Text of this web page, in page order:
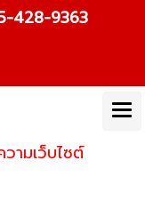
428-9363
ามเว็บไซต์